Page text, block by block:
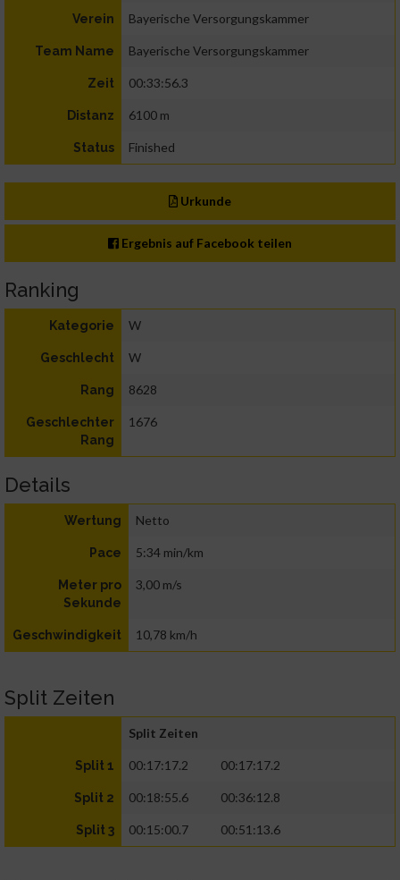
Verein Bayerische Versorgungskammer
Team Name Bayerische Versorgungskammer
Zeit 00:33:56.3
Distanz 6100 m
Status Finished
Urkunde
Ergebnis auf Facebook teilen
Ranking
Kategorie W
Geschlecht W
Rang 8628
Geschlechter
Rang
1676
Details
Wertung Netto
Pace 5:34 min/km
Meter pro
Sekunde
3,00 m/s
Geschwindigkeit 10,78 km/h
Split Zeiten
Split Zeiten
Split 1 00:17:17.2 00:17:17.2
Split 2 00:18:55.6 00:36:12.8
Split 3 00:15:00.7 00:51:13.6